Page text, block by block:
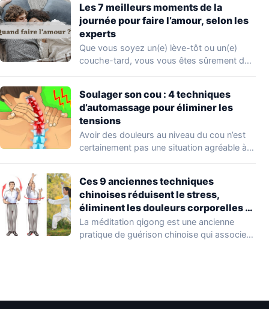
Les 7 meilleurs moments de la
journée pour faire l’amour, selon les
experts
Que vous soyez un(e) lève-tôt ou un(e)
couche-tard, vous vous êtes sûrement déjà
Soulager son cou : 4 techniques
d’automassage pour éliminer les
tensions
Avoir des douleurs au niveau du cou n’est
certainement pas une situation agréable à…
Ces 9 anciennes techniques
chinoises réduisent le stress,
éliminent les douleurs corporelles et
aiguisent votre esprit
La méditation qigong est une ancienne
pratique de guérison chinoise qui associe